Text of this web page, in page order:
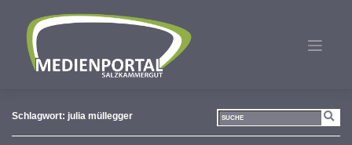
springen
Schlagwort: julia müllegger